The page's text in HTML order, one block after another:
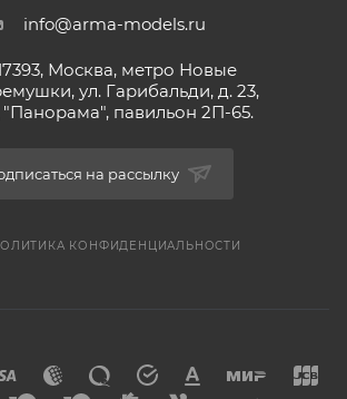
info@arma-models.ru
Москва, метро Новые
ул. Гарибальди, д. 23,
павильон 2П-65.
на рассылку
КОНФИДЕНЦИАЛЬНОСТИ